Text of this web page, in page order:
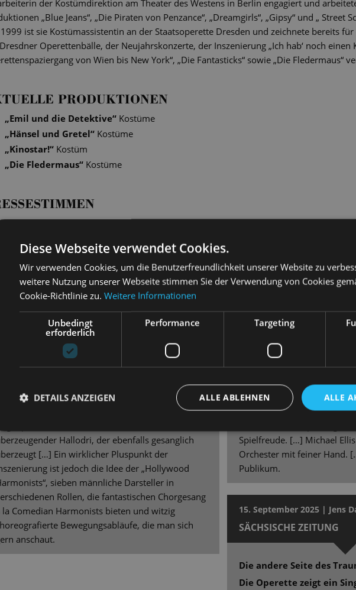
der Kostümdirektion am Theater des Westens in Berlin engagiert und
„Blue Jeans“, „Die Piraten von Penzance“, „Dreamgirls“, „Gipsy“ und „ Street
1999 ist sie Kostümassistentin an der Staatsoperette Dresden und zeichnete bereits
Operettenbälle, der Neujahrskonzerte, der Inszenierung „Ich hab‘ noch einen
von Wien bis New York“, „Die Fantasticks“ sowie „Die Fledermaus“
PRODUKTIONEN
„Emil und die Detektive“ Kostüme
„Hänsel und Gretel“ Kostüme
„Kinostar!“ Kostüm
„Die Fledermaus“ Kostüme
DRESDNER NEUESTE NACHRICHTEN
Musikalisch perfekt
Die „Kinostar“-Inszenierung der Staatsoperette
Dresden feierte Premiere.
[…] das ist sehens- und vor allem hörenswert. […]
Perfekt choreografiert und musikalisch in Szene
Minuten lang unterhalten lassen. […] Dimitra
Gero Wendorff als Axel Swift, ist ein
Hallodri, der ebenfalls gesanglich
[…] Ein wirklicher Pluspunkt der
ist jedoch die Idee der „Hollywood
sieben männliche Darsteller in
Rollen, die fantastischen Chorgesang
la Comedian Harmonists bieten und witzig
Bewegungsabläufe, die man sich
anschaut.
Glanz, Glamour und eine
„Kinostar!“ startet die
neue Saison auf
Kalaitzi gibt der Rolle in
ein durch und durch eigenes
Gepräge. Kalaitzi ist in
etwas Besonderes im
Gero Wendorff […],
Spielfreude. […] Michael
Orchester mit feiner Hand.
Publikum.
15. September 2025 | Jens
SÄCHSISCHE ZEITUNG
Die andere Seite des
Die Operette zeigt ein
Diese Webseite verwendet Cookies.
Wir verwenden Cookies, um die Benutzerfreundlichkeit unserer Website zu
weitere Nutzung unserer Webseite stimmen Sie der Verwendung von Cookies
Cookie-Richtlinie zu. Weitere Informationen
Unbedingt
erforderlich
Performance Targeting
ALLE
ALLE ABLEHNEN
DETAILS ANZEIGEN